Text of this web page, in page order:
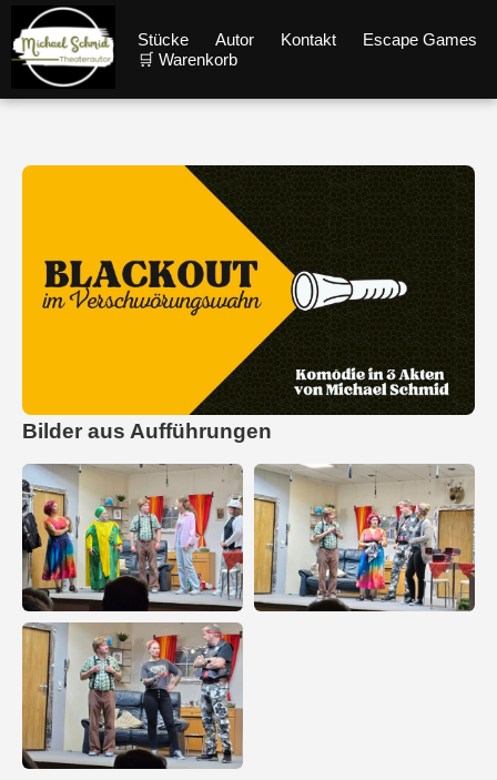
Stücke Autor Kontakt
Escape Games
🛒 Warenkorb
Bilder aus Aufführungen